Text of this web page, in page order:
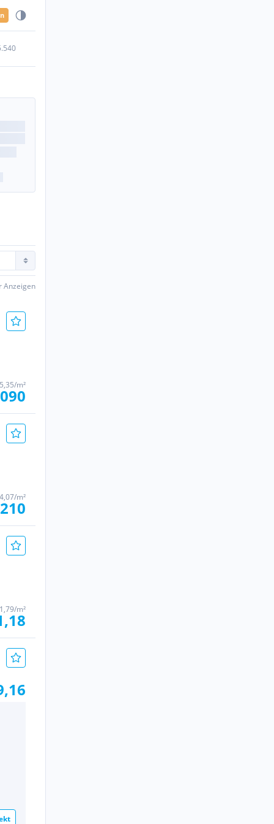
Anzeigen
m²
m²
m²